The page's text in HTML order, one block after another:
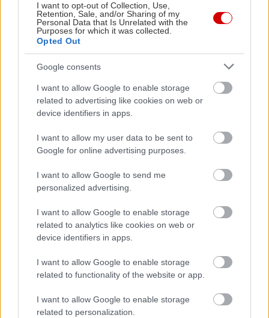
I want to opt-out of Collection, Use,
Retention, Sale, and/or Sharing of my
Personal Data that Is Unrelated with the
Purposes for which it was collected.
Opted Out
Google consents
I want to allow Google to enable storage
related to advertising like cookies on web or
device identifiers in apps.
I want to allow my user data to be sent to
Google for online advertising purposes.
I want to allow Google to send me
personalized advertising.
I want to allow Google to enable storage
related to analytics like cookies on web or
device identifiers in apps.
I want to allow Google to enable storage
related to functionality of the website or app.
I want to allow Google to enable storage
related to personalization.
γελάμε – όλα τα παραπάνω αποτελούν
διαδικασίες που μας βοηθούν να αφεθούμε στη
στιγμή και να νιώσουμε καλύτερα.